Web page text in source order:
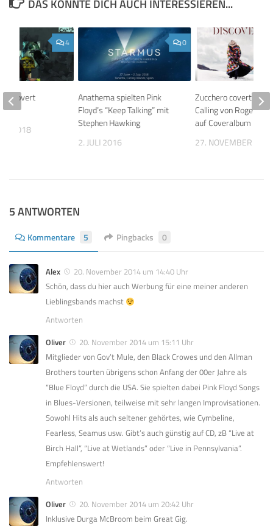
DAS KÖNNTE DICH AUCH INTERESSIEREN...
0
Anathema spielten Pink
Floyd’s “Keep Talking” mit
Stephen Hawking
2. JULI 2016
Zucchero covert Lost
Calling von Roger
auf Coveralbum
27. NOVEMBER
4
covert
2018
5 ANTWORTEN
Kommentare 5 Pingbacks 0
Alex
20. November 2014 um 14:40 Uhr
Schön, dass du hier auch Werbung für eine meiner anderen
Lieblingsbands machst
Antworten
Oliver
20. November 2014 um 15:11 Uhr
Mitglieder von Gov’t Mule, den Black Crowes und den Allman
Brothers tourten übrigens schon Anfang der 00er Jahre als
“Blue Floyd” durch die USA. Sie spielten dabei Pink Floyd Songs
in Blues-Versionen, teilweise mit sehr langen Improvisationen.
Sowohl Hits als auch seltener gehörtes, wie Cymbeline,
Fearless, Seamus usw. Gibt’s auch günstig auf CD, zB “Live at
Birch Hall”, “Live at Wetlands” oder “Live in Pennsylvania”.
Empfehlenswert!
Antworten
Oliver
20. November 2014 um 20:42 Uhr
Inklusive Durga McBroom beim Great Gig.